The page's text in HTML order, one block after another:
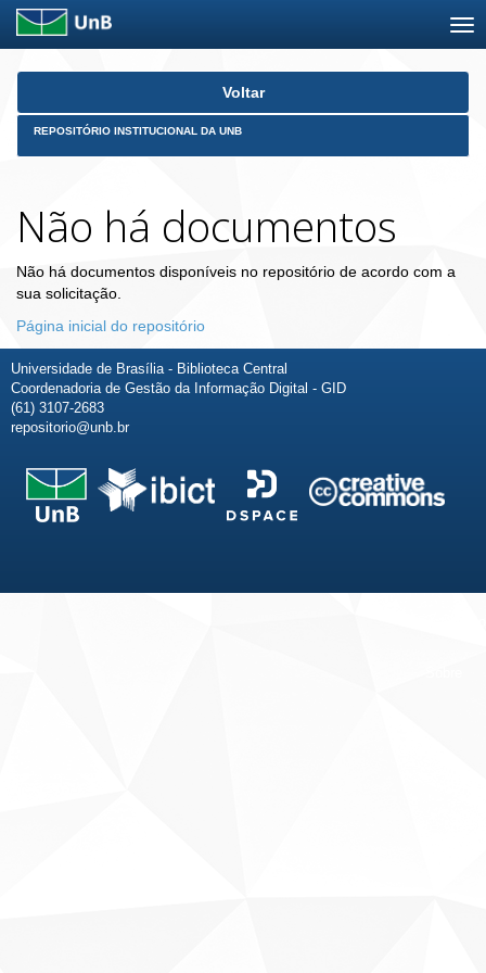
Skip
Voltar
REPOSITÓRIO INSTITUCIONAL DA UNB
Não há documentos
Não há documentos disponíveis no repositório de acordo com a
sua solicitação.
Página inicial do repositório
Universidade de Brasília - Biblioteca Central
Coordenadoria de Gestão da Informação Digital - GID
(61) 3107-2683
repositorio@unb.br